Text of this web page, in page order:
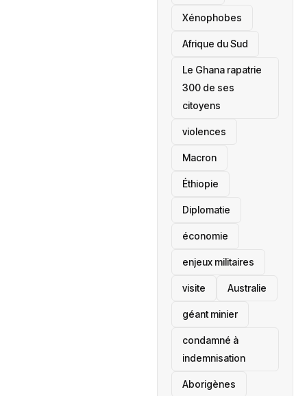
‎Xénophobes
Afrique du Sud
Le Ghana rapatrie
300 de ses
citoyens
violences
Macron
Éthiopie
Diplomatie
économie
enjeux militaires
visite ‎Australie
géant minier
condamné à
indemnisation
Aborigènes